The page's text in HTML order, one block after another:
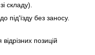
складу).
під'їзду без заносу.
позицій